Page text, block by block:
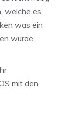
welche es
was ein
würde
mit den